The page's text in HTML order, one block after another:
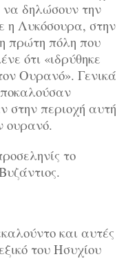
δηλώσουν την
η Λυκόσουρα, στην
πρώτη πόλη που
ότι «ιδρύθηκε
Ουρανό». Γενικά
στην περιοχή αυτή
ουρανό.
το
και αυτές
του Ησυχίου